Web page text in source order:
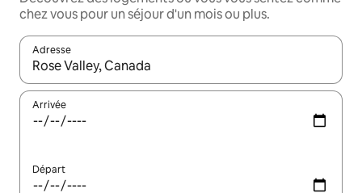
chez vous pour un séjour d'un mois ou plus.
Adresse
Lorsque les résultats s'affichent, utilisez les flèches vers le
Arrivée
Départ